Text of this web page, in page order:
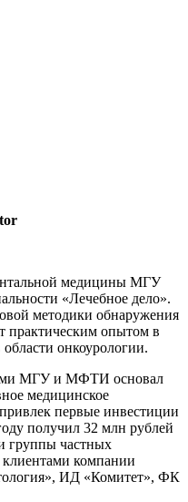
медицины МГУ
«Лечебное дело».
методики обнаружения
практическим опытом в
онкоурологии.
МГУ и МФТИ основал
медицинское
первые инвестиции
получил 32 млн рублей
группы частных
компании
ИД «Комитет», ФК